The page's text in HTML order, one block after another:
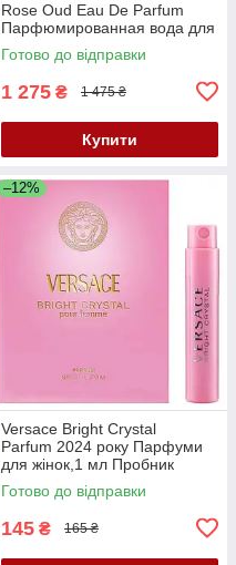
Rose Oud Eau De Parfum
Парфюмированная вода для
женщин , 100 мл
Готово до відправки
1 275 ₴ 1 475 ₴
Купити
–12%
Versace Bright Crystal
Parfum 2024 року Парфуми
для жінок,1 мл Пробник
Готово до відправки
145 ₴ 165 ₴